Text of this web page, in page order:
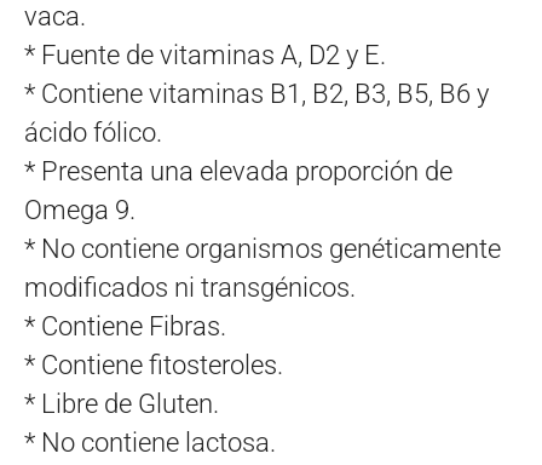
vaca.
* Fuente de vitaminas A, D2 y E.
* Contiene vitaminas B1, B2, B3, B5, B6 y
ácido fólico.
* Presenta una elevada proporción de
Omega 9.
* No contiene organismos genéticamente
modificados ni transgénicos.
* Contiene Fibras.
* Contiene fitosteroles.
* Libre de Gluten.
* No contiene lactosa.